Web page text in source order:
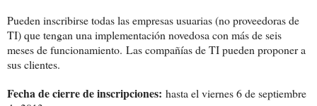
Pueden inscribirse todas las empresas usuarias (no proveedoras de
TI) que tengan una implementación novedosa con más de seis
meses de funcionamiento. Las compañías de TI pueden proponer a
sus clientes.
Fecha de cierre de inscripciones: hasta el viernes 6 de septiembre